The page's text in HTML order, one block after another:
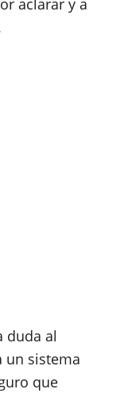
aclarar y a
duda al
un sistema
que